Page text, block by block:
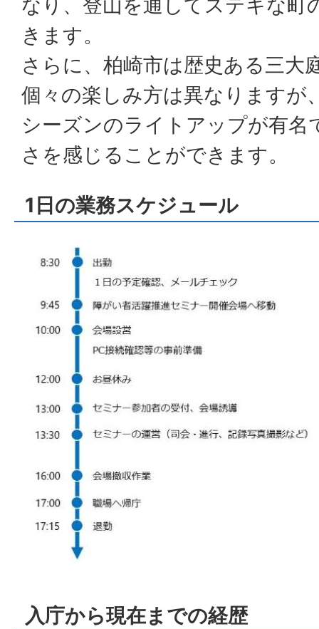
なり、登山を通してステキな町
きます。
さらに、柏崎市は歴史ある三大
個々の楽しみ方は異なりますが
シーズンのライトアップが有名
さを感じることができます。
1日の業務スケジュール
入庁から現在までの経歴